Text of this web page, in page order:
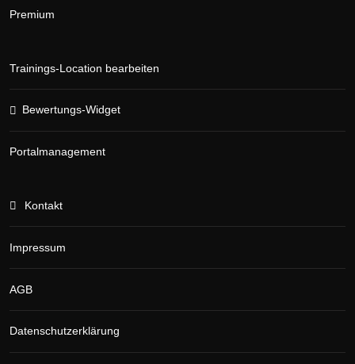
Premium
Trainings-Location bearbeiten
Bewertungs-Widget
Portalmanagement
Kontakt
Impressum
AGB
Datenschutzerklärung